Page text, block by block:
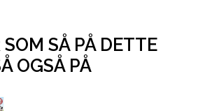
SÅ PÅ DETTE
OGSÅ PÅ